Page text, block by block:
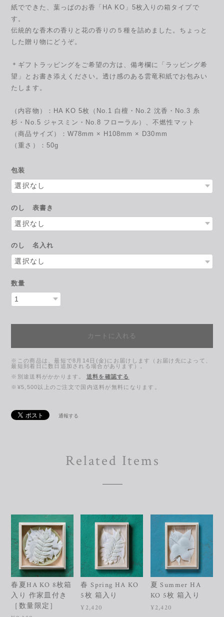
紙でできた、葉っぱのお香「HA KO」5枚入りの箱タイプで
す。
伝統的な香木の香りと花の香りの５種を詰めました。ちょっと
した贈り物にどうぞ。
＊ギフトラッピングをご希望の方は、備考欄に「ラッピング希
望」とお書き添えください。透け感のある雲竜和紙でお包みい
たします。
（内容物）：HA KO 5枚（No.1 白檀・No.2 沈香・No.3 糸
杉・No.5 ジャスミン・No.8 フローラル）、不燃性マット
（商品サイズ）：W78mm × H108mm × D30mm
（重さ）：50g
包装
のし 表書き
のし 名入れ
数量
カートに入れる
※この商品は、最短で8月14日(金)にお届けします（お届け先によって、
最短到着日に数日追加される場合があります）。
※別途送料がかかります。
送料を確認する
※¥5,500以上のご注文で国内送料が無料になります。
通報する
Related Items
春夏HA KO 8枚箱
入り 作家皿付き
［数量限定］
春 Spring HA KO
5枚 箱入り
¥2,420
夏 Summer HA
KO 5枚 箱入り
¥2,420